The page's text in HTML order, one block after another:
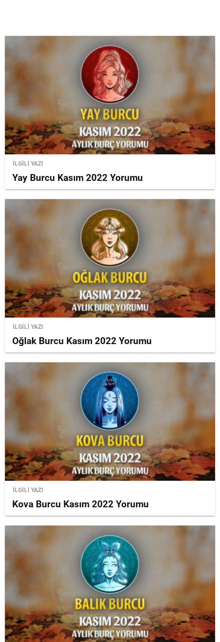
İLGİLİ YAZI
Yay Burcu Kasım 2022 Yorumu
İLGİLİ YAZI
Oğlak Burcu Kasım 2022 Yorumu
İLGİLİ YAZI
Kova Burcu Kasım 2022 Yorumu